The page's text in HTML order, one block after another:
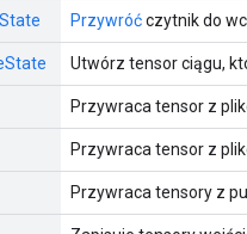
Przywróćczytnik do
Utwórz tensor ciągu,
Przywraca tensor z
Przywraca tensor z
Przywraca tensory z